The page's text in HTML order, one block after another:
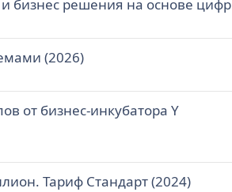
бизнес решения на основе цифр
(2026)
от бизнес-инкубатора Y
Тариф Стандарт (2024)